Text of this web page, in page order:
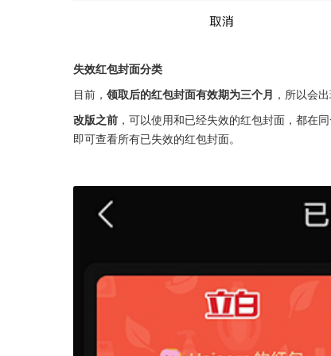
失效红包封面分类
目前， 领取后的红包封面有效期为三个月 ，所以会
改版之前 ，可以使用和已经失效的红包封面，都在
即可查看所有已失效的红包封面。